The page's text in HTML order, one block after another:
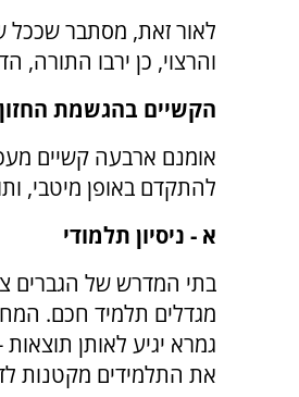
לאור זאת, מסתבר שככל
והרצוי, כן ירבו התורה,
הקשיים בהגשמת החזון
אומנם ארבעה קשיים
להתקדם באופן מיטבי,
א - ניסיון תלמודי
בתי המדרש של הגברים
מגדלים תלמיד חכם.
גמרא יגיע לאותן
את התלמידים מקטנות